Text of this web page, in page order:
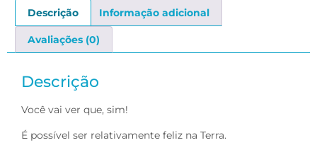
Descrição Informação adicional
Avaliações (0)
Descrição
Você vai ver que, sim!
É possível ser relativamente feliz na Terra.